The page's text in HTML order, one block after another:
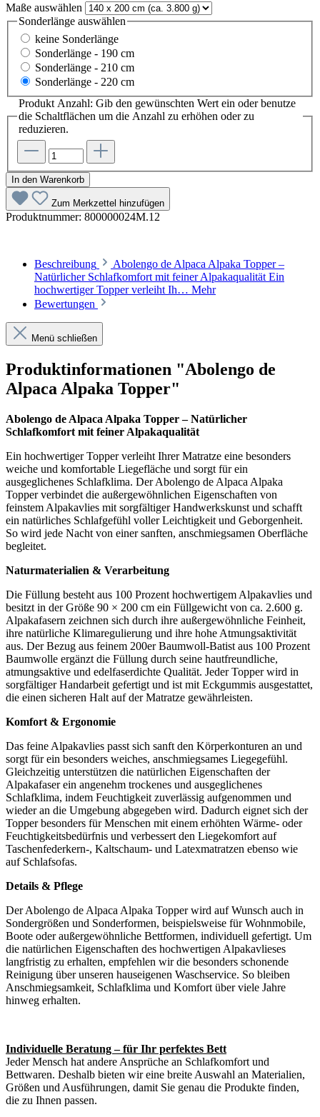
Maße auswählen
Sonderlänge auswählen
keine Sonderlänge
Sonderlänge - 190 cm
Sonderlänge - 210 cm
Sonderlänge - 220 cm
Produkt Anzahl: Gib den gewünschten Wert ein oder benutze
die Schaltflächen um die Anzahl zu erhöhen oder zu
reduzieren.
In den Warenkorb
Zum Merkzettel hinzufügen
Produktnummer: 800000024M.12
Beschreibung
Abolengo de Alpaca Alpaka Topper –
Natürlicher Schlafkomfort mit feiner Alpakaqualität Ein
hochwertiger Topper verleiht Ih… Mehr
Bewertungen
Menü schließen
Produktinformationen "Abolengo de
Alpaca Alpaka Topper"
Abolengo de Alpaca Alpaka Topper – Natürlicher
Schlafkomfort mit feiner Alpakaqualität
Ein hochwertiger Topper verleiht Ihrer Matratze eine besonders
weiche und komfortable Liegefläche und sorgt für ein
ausgeglichenes Schlafklima. Der Abolengo de Alpaca Alpaka
Topper verbindet die außergewöhnlichen Eigenschaften von
feinstem Alpakavlies mit sorgfältiger Handwerkskunst und schafft
ein natürliches Schlafgefühl voller Leichtigkeit und Geborgenheit.
So wird jede Nacht von einer sanften, anschmiegsamen Oberfläche
begleitet.
Naturmaterialien & Verarbeitung
Die Füllung besteht aus 100 Prozent hochwertigem Alpakavlies und
besitzt in der Größe 90 × 200 cm ein Füllgewicht von ca. 2.600 g.
Alpakafasern zeichnen sich durch ihre außergewöhnliche Feinheit,
ihre natürliche Klimaregulierung und ihre hohe Atmungsaktivität
aus. Der Bezug aus feinem 200er Baumwoll-Batist aus 100 Prozent
Baumwolle ergänzt die Füllung durch seine hautfreundliche,
atmungsaktive und edelfaserdichte Qualität. Jeder Topper wird in
sorgfältiger Handarbeit gefertigt und ist mit Eckgummis ausgestattet,
die einen sicheren Halt auf der Matratze gewährleisten.
Komfort & Ergonomie
Das feine Alpakavlies passt sich sanft den Körperkonturen an und
sorgt für ein besonders weiches, anschmiegsames Liegegefühl.
Gleichzeitig unterstützen die natürlichen Eigenschaften der
Alpakafaser ein angenehm trockenes und ausgeglichenes
Schlafklima, indem Feuchtigkeit zuverlässig aufgenommen und
wieder an die Umgebung abgegeben wird. Dadurch eignet sich der
Topper besonders für Menschen mit einem erhöhten Wärme- oder
Feuchtigkeitsbedürfnis und verbessert den Liegekomfort auf
Taschenfederkern-, Kaltschaum- und Latexmatratzen ebenso wie
auf Schlafsofas.
Details & Pflege
Der Abolengo de Alpaca Alpaka Topper wird auf Wunsch auch in
Sondergrößen und Sonderformen, beispielsweise für Wohnmobile,
Boote oder außergewöhnliche Bettformen, individuell gefertigt. Um
die natürlichen Eigenschaften des hochwertigen Alpakavlieses
langfristig zu erhalten, empfehlen wir die besonders schonende
Reinigung über unseren hauseigenen Waschservice. So bleiben
Anschmiegsamkeit, Schlafklima und Komfort über viele Jahre
hinweg erhalten.
Individuelle Beratung – für Ihr perfektes Bett
Jeder Mensch hat andere Ansprüche an Schlafkomfort und
Bettwaren. Deshalb bieten wir eine breite Auswahl an Materialien,
Größen und Ausführungen, damit Sie genau die Produkte finden,
die zu Ihnen passen.